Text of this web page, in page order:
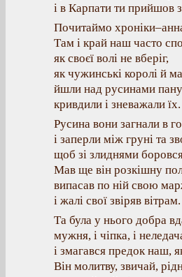
і в Карпати ти прийшов
Почитаймо
Там і край наш часто
як своєї волі не вберіг,
як чужинські королі й
йшли над русинами
кривдили і зневажали їх.
Русина вони загнали в
і заперли між груні та
щоб зі злиднями
Мав ще він розкішну
випасав по ній свою
і жалі свої звіряв вітрам.
Та була у нього добра
мужня, і чіпка, і
і змагався предок наш,
Він молитву, звичай,